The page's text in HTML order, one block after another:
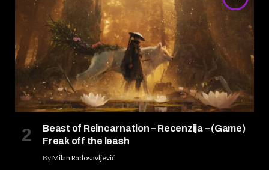
Beast of Reincarnation – Recenzija – (Game)
Freak off the leash
ByMilan Radosavljević